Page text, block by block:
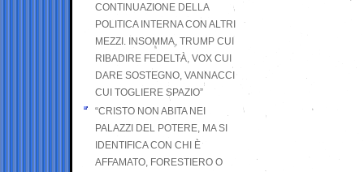
CONTINUAZIONE DELLA
POLITICA INTERNA CON ALTRI
MEZZI. INSOMMA, TRUMP CUI
RIBADIRE FEDELTÀ, VOX CUI
DARE SOSTEGNO, VANNACCI
CUI TOGLIERE SPAZIO”
“CRISTO NON ABITA NEI
PALAZZI DEL POTERE, MA SI
IDENTIFICA CON CHI È
AFFAMATO, FORESTIERO O